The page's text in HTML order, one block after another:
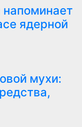
ядерной
мухи: